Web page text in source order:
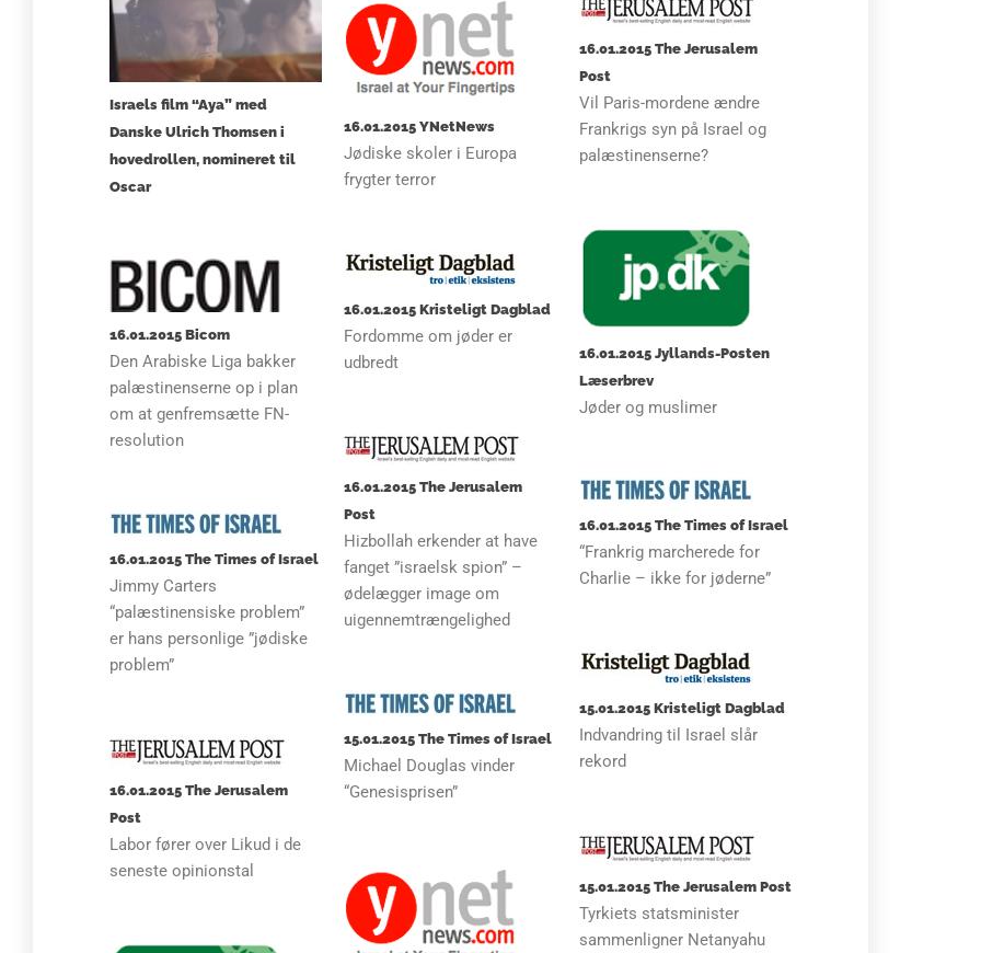
Israels film “Aya” med
Danske Ulrich Thomsen i
hovedrollen, nomineret til
Oscar
16.01.2015 Bicom
Den Arabiske Liga bakker
palæstinenserne op i plan
om at genfremsætte FN-
resolution
16.01.2015 The Times of Israel
Jimmy Carters
“palæstinensiske problem”
er hans personlige ”jødiske
problem”
16.01.2015 The Jerusalem
Post
Labor fører over Likud i de
seneste opinionstal
16.01.2015 YNetNews
Jødiske skoler i Europa
frygter terror
16.01.2015 Kristeligt Dagblad
Fordomme om jøder er
udbredt
16.01.2015 The Jerusalem
Post
Hizbollah erkender at have
fanget ”israelsk spion” –
ødelægger image om
uigennemtrængelighed
15.01.2015 The Times of Israel
Michael Douglas vinder
“Genesisprisen”
16.01.2015 The Jerusalem
Post
Vil Paris-mordene ændre
Frankrigs syn på Israel og
palæstinenserne?
16.01.2015 Jyllands-Posten
Læserbrev
Jøder og muslimer
16.01.2015 The Times of Israel
“Frankrig marcherede for
Charlie – ikke for jøderne”
15.01.2015 Kristeligt Dagblad
Indvandring til Israel slår
rekord
15.01.2015 The Jerusalem Post
Tyrkiets statsminister
sammenligner Netanyahu